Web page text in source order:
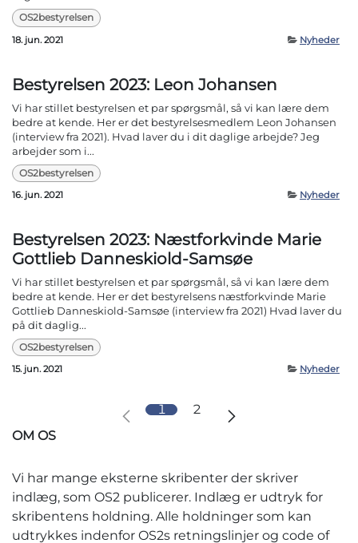
OS2bestyrelsen
18. jun. 2021 Nyheder
Bestyrelsen 2023: Leon Johansen
Vi har stillet bestyrelsen et par spørgsmål, så vi kan lære dem
bedre at kende. Her er det bestyrelsesmedlem Leon Johansen
(interview fra 2021). Hvad laver du i dit daglige arbejde? Jeg
arbejder som i...
OS2bestyrelsen
16. jun. 2021 Nyheder
Bestyrelsen 2023: Næstforkvinde Marie
Gottlieb Danneskiold-Samsøe
Vi har stillet bestyrelsen et par spørgsmål, så vi kan lære dem
bedre at kende. Her er det bestyrelsens næstforkvinde Marie
Gottlieb Danneskiold-Samsøe (interview fra 2021) Hvad laver du
på dit daglig...
OS2bestyrelsen
15. jun. 2021 Nyheder
1
2
OM OS
Vi har mange eksterne skribenter der skriver
indlæg, som OS2 publicerer. Indlæg er udtryk for
skribentens holdning. Alle holdninger som kan
udtrykkes indenfor OS2s retningslinjer og code of